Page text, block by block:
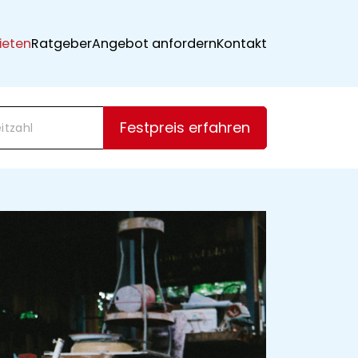
RatgeberAngebot anfordernKontakt
Festpreis erfahren